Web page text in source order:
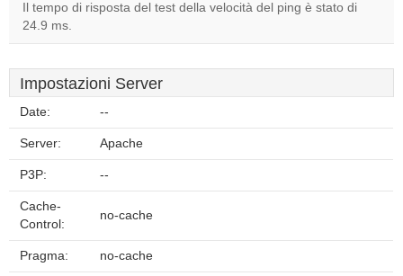
Il tempo di risposta del test della velocità del ping è stato di
24.9 ms.
Impostazioni Server
Date: --
Server: Apache
P3P: --
Cache-
Control:
no-cache
Pragma: no-cache